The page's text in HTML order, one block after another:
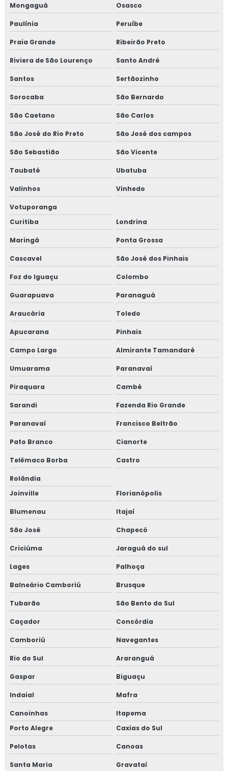
Mongaguá Osasco
Paulínia Peruíbe
Praia Grande Ribeirão Preto
Riviera de São Lourenço Santo André
Santos Sertãozinho
Sorocaba São Bernardo
São Caetano São Carlos
São José do Rio Preto São José dos campos
São Sebastião São Vicente
Taubaté Ubatuba
Valinhos Vinhedo
Votuporanga
Curitiba
Londrina
Maringá Ponta Grossa
Cascavel São José dos Pinhais
Foz do Iguaçu Colombo
Guarapuava Paranaguá
Araucária Toledo
Apucarana Pinhais
Campo Largo Almirante Tamandaré
Umuarama Paranavaí
Piraquara Cambé
Sarandi Fazenda Rio Grande
Paranavaí Francisco Beltrão
Pato Branco Cianorte
Telêmaco Borba Castro
Rolândia
Joinville
Florianópolis
Blumenau Itajaí
São José Chapecó
Criciúma Jaraguá do sul
Lages Palhoça
Balneário Camboriú Brusque
Tubarão São Bento do Sul
Caçador Concórdia
Camboriú Navegantes
Rio do Sul Araranguá
Gaspar Biguaçu
Indaial Mafra
Canoinhas
Itapema
Porto Alegre
Caxias do Sul
Pelotas Canoas
Santa Maria Gravataí